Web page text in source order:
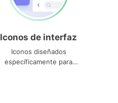
Iconos de interfaz
Iconos diseñados
específicamente para